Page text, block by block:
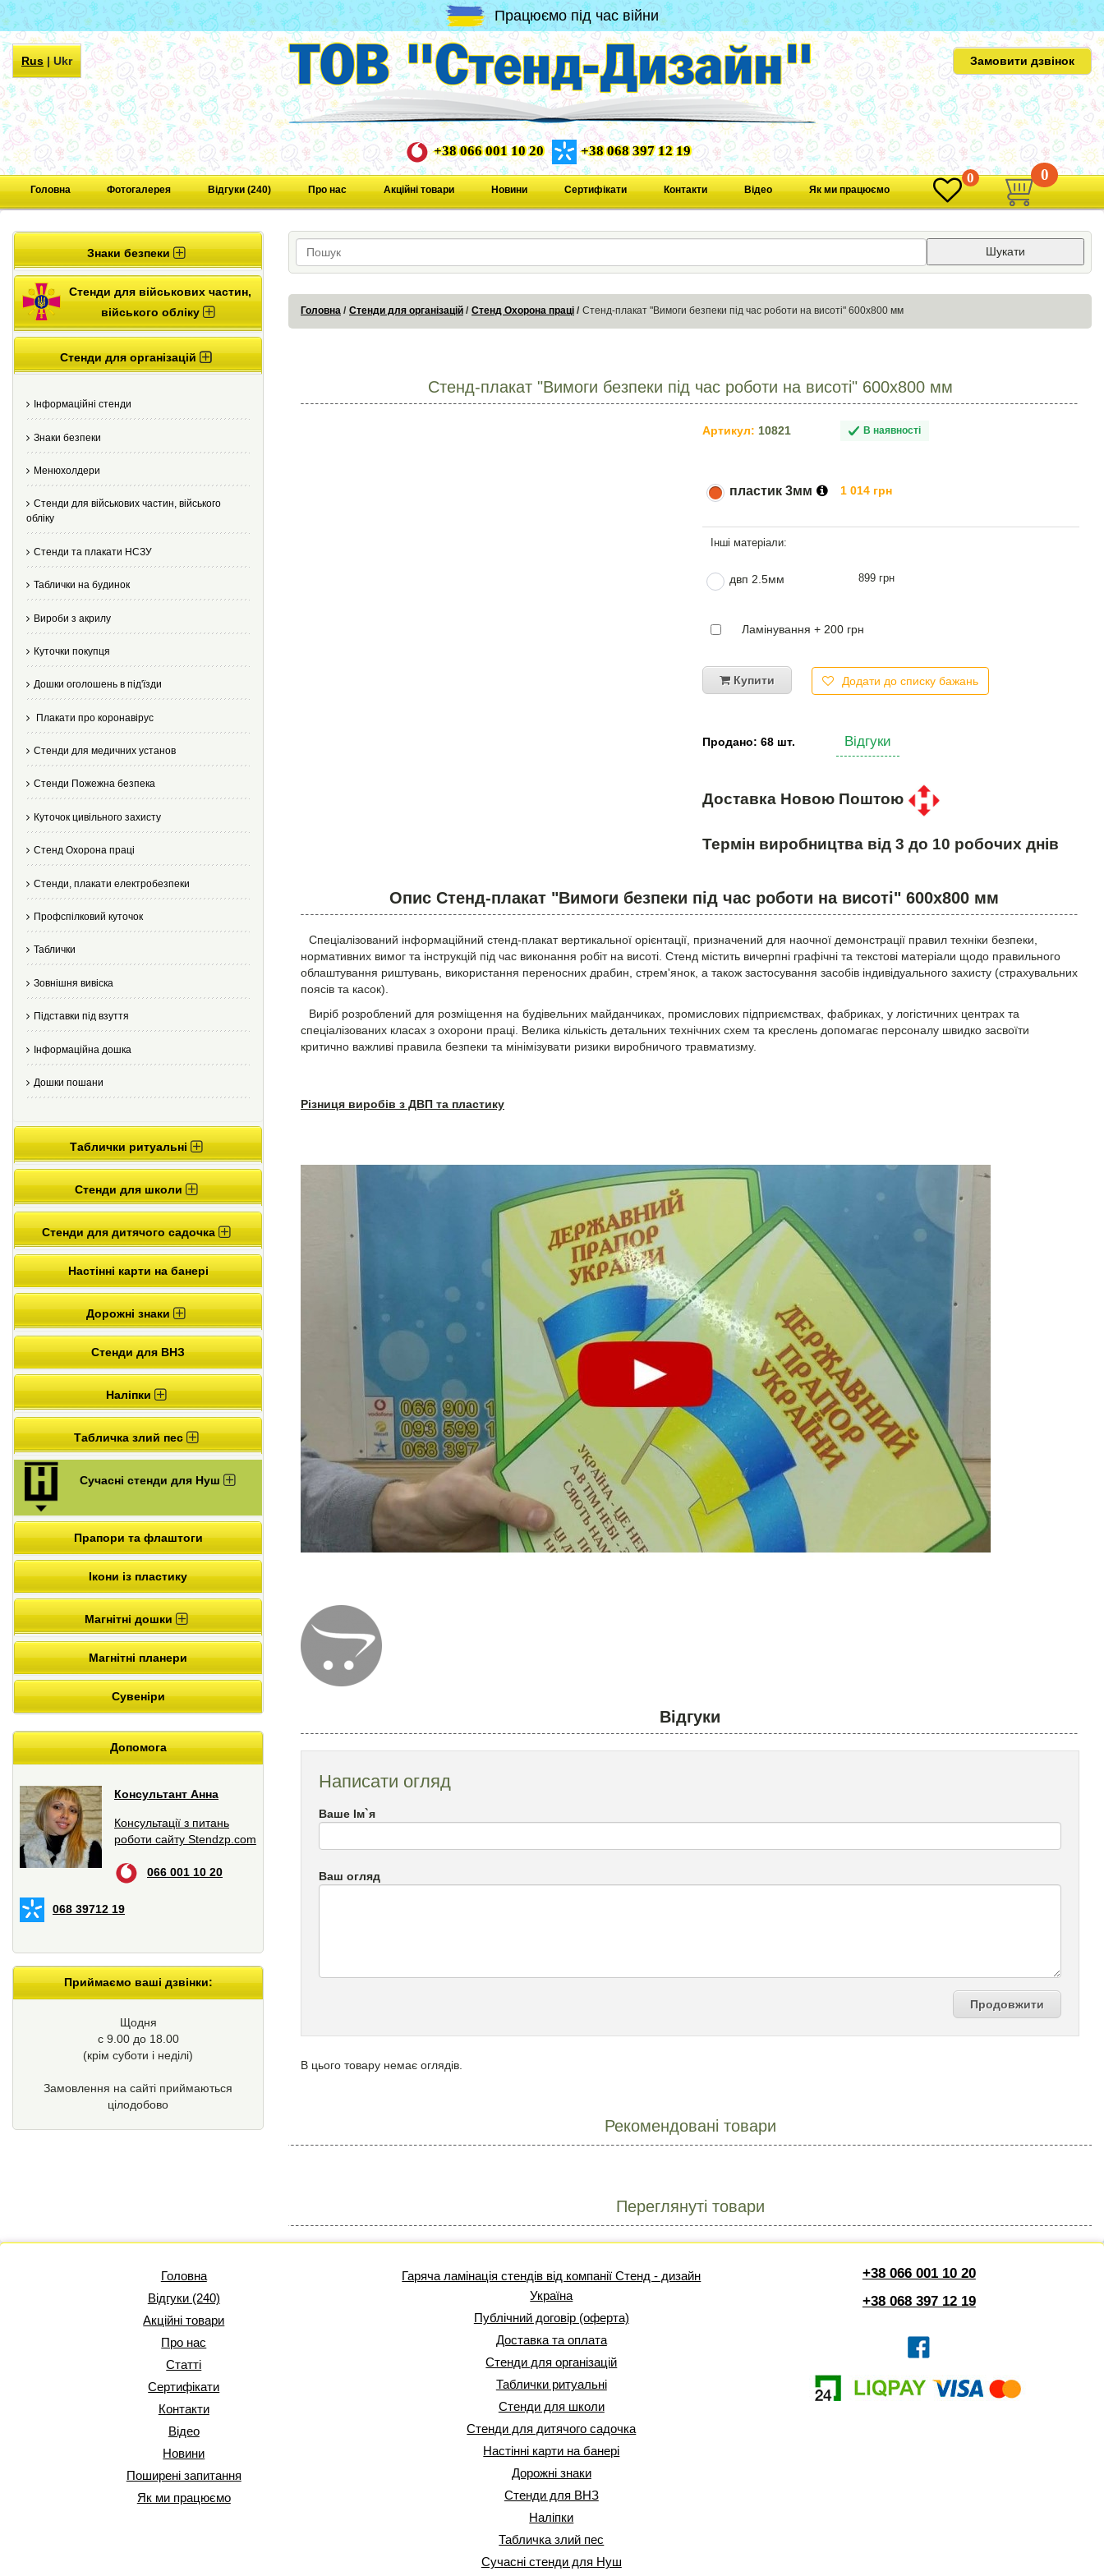
Працюємо під час війни
Rus|Ukr Замовити дзвінок
+38 066 001 10 20 +38 068 397 12 19
Головна Фотогалерея Відгуки (240) Про нас Акційні товари Новини Сертифікати Контакти Відео Як ми працюємо
0 0
Знаки безпеки
Стенди для військових частин,
війського обліку
Стенди для організацій
Інформаційні стенди
Знаки безпеки
Менюхолдери
Стенди для військових частин, війського
обліку
Стенди та плакати НСЗУ
Таблички на будинок
Вироби з акрилу
Куточки покупця
Дошки оголошень в під'їзди
Плакати про коронавірус
Стенди для медичних установ
Стенди Пожежна безпека
Куточок цивільного захисту
Стенд Охорона праці
Стенди, плакати електробезпеки
Профспілковий куточок
Таблички
Зовнішня вивіска
Підставки під взуття
Інформаційна дошка
Дошки пошани
Таблички ритуальні
Стенди для школи
Стенди для дитячого садочка
Настінні карти на банері
Дорожні знаки
Стенди для ВНЗ
Наліпки
Табличка злий пес
Сучасні стенди для Нуш
Прапори та флаштоги
Ікони із пластику
Магнітні дошки
Магнітні планери
Сувеніри
Допомога
Консультант Анна
Консультації з питань
роботи сайту Stendzp.com
066 001 10 20
068 39712 19
Приймаємо ваші дзвінки:
Щодня
с 9.00 до 18.00
(крім суботи і неділі)
Замовлення на сайті приймаються
цілодобово
Шукати
Головна Стенди для організацій Стенд Охорона праці Стенд-плакат "Вимоги безпеки під час роботи на висоті" 600х800 мм
Стенд-плакат "Вимоги безпеки під час роботи на висоті" 600х800 мм
Артикул: 10821 В наявності
пластик 3мм 1 014 грн
двп 2.5мм 899 грн
Ламінування + 200 грн
Купити Додати до списку бажань
Продано: 68 шт. Відгуки
Доставка Новою Поштою
Термін виробництва від 3 до 10 робочих днів
Опис Стенд-плакат "Вимоги безпеки під час роботи на висоті" 600х800 мм
Спеціалізований інформаційний стенд-плакат вертикальної орієнтації, призначений для наочної демонстрації правил техніки безпеки,
нормативних вимог та інструкцій під час виконання робіт на висоті. Стенд містить вичерпні графічні та текстові матеріали щодо правильного
облаштування риштувань, використання переносних драбин, стрем'янок, а також застосування засобів індивідуального захисту (страхувальних
поясів та касок).
Виріб розроблений для розміщення на будівельних майданчиках, промислових підприємствах, фабриках, у логістичних центрах та
спеціалізованих класах з охорони праці. Велика кількість детальних технічних схем та креслень допомагає персоналу швидко засвоїти
критично важливі правила безпеки та мінімізувати ризики виробничого травматизму.
Різниця виробів з ДВП та пластику
Відгуки
Написати огляд
Ваше Ім`я
Ваш огляд
Продовжити
В цього товару немає оглядів.
Рекомендовані товари
Переглянуті товари
Головна
Відгуки (240)
Акційні товари
Про нас
Статті
Сертифікати
Контакти
Відео
Новини
Поширені запитання
Як ми працюємо
Гаряча ламінація стендів від компанії Стенд - дизайн
Україна
Публічний договір (оферта)
Доставка та оплата
Стенди для організацій
Таблички ритуальні
Стенди для школи
Стенди для дитячого садочка
Настінні карти на банері
Дорожні знаки
Стенди для ВНЗ
Наліпки
Табличка злий пес
Сучасні стенди для Нуш
+38 066 001 10 20
+38 068 397 12 19